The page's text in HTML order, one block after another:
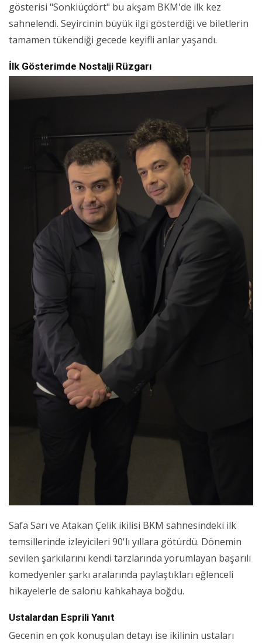
gösterisi "Sonkiüçdört" bu akşam BKM'de ilk kez
sahnelendi. Seyircinin büyük ilgi gösterdiği ve biletlerin
tamamen tükendiği gecede keyifli anlar yaşandı.
İlk Gösterimde Nostalji Rüzgarı
Safa Sarı ve Atakan Çelik ikilisi BKM sahnesindeki ilk
temsillerinde izleyicileri 90'lı yıllara götürdü. Dönemin
sevilen şarkılarını kendi tarzlarında yorumlayan başarılı
komedyenler şarkı aralarında paylaştıkları eğlenceli
hikayelerle de salonu kahkahaya boğdu.
Ustalardan Esprili Yanıt
Gecenin en çok konuşulan detayı ise ikilinin ustaları